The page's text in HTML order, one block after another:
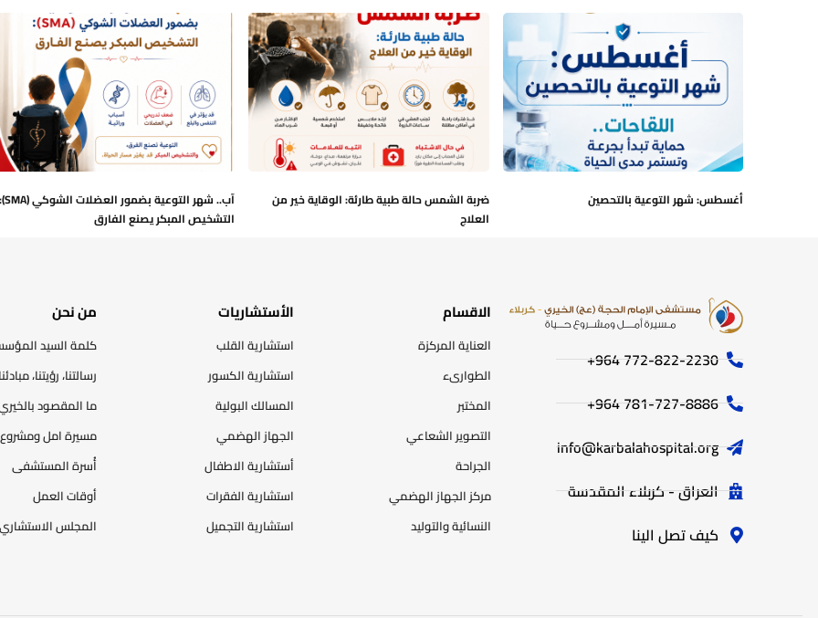
أغسطس: شهر التوعية بالتحصين
ضربة الشمس حالة طبية طارئة: الوقاية خير من
العلاج
آب.. شهر التوعية بضمور العضلات الشوكي (SMA):
التشخيص المبكر يصنع الفارق
772-822-2230‏ 964+
781-727-8886 964+
info@karbalahospital.org
العراق - كربلاء المقدسة
كيف تصل الينا
الاقسام
العناية المركزة
الطوارىء
المختبر
التصوير الشعاعي
الجراحة
مركز الجهاز الهضمي
النسائية والتوليد
الأستشاريات
استشارية القلب
استشارية الكسور
المسالك البولية
الجهاز الهضمي
أستشارية الاطفال
استشارية الفقرات
استشارية التجميل
من نحن
كلمة السيد
رسالتنا، رؤيتنا،
ما المقصود
مسيرة امل
أُسرة المستشفى
أوقات العمل
المجلس الاستشاري